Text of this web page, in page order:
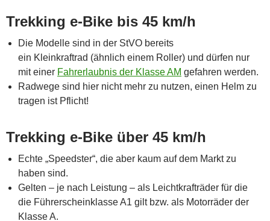
Trekking e-Bike bis 45 km/h
Die Modelle sind in der StVO bereits
ein Kleinkraftrad (ähnlich einem Roller) und dürfen nur
mit einer Fahrerlaubnis der Klasse AM gefahren werden.
Radwege sind hier nicht mehr zu nutzen, einen Helm zu
tragen ist Pflicht!
Trekking e-Bike über 45 km/h
Echte „Speedster“, die aber kaum auf dem Markt zu
haben sind.
Gelten – je nach Leistung – als Leichtkrafträder für die
die Führerscheinklasse A1 gilt bzw. als Motorräder der
Klasse A.